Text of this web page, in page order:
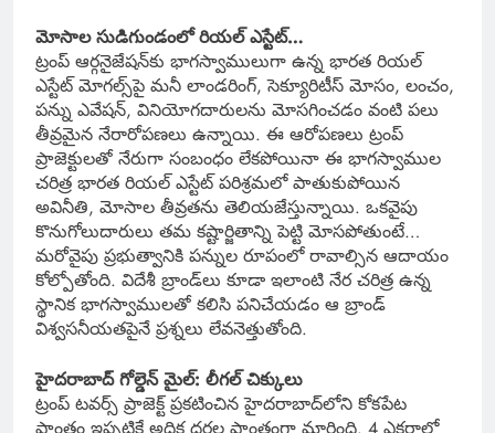
మోసాల సుడిగుండంలో రియల్ ఎస్టేట్…
ట్రంప్ ఆర్గనైజేషన్‌కు భాగస్వాములుగా ఉన్న భారత రియల్
ఎస్టేట్ మోగల్స్‌పై మనీ లాండరింగ్, సెక్యూరిటీస్ మోసం, లంచం,
పన్ను ఎవేషన్, వినియోగదారులను మోసగించడం వంటి పలు
తీవ్రమైన నేరారోపణలు ఉన్నాయి. ఈ ఆరోపణలు ట్రంప్
ప్రాజెక్టులతో నేరుగా సంబంధం లేకపోయినా ఈ భాగస్వాముల
చరిత్ర భారత రియల్ ఎస్టేట్ పరిశ్రమలో పాతుకుపోయిన
అవినీతి, మోసాల తీవ్రతను తెలియజేస్తున్నాయి. ఒకవైపు
కొనుగోలుదారులు తమ కష్టార్జితాన్ని పెట్టి మోసపోతుంటే…
మరోవైపు ప్రభుత్వానికి పన్నుల రూపంలో రావాల్సిన ఆదాయం
కోల్పోతోంది. విదేశీ బ్రాండ్‌లు కూడా ఇలాంటి నేర చరిత్ర ఉన్న
స్థానిక భాగస్వాములతో కలిసి పనిచేయడం ఆ బ్రాండ్
విశ్వసనీయతపైనే ప్రశ్నలు లేవనెత్తుతోంది.
హైదరాబాద్‌ గోల్డెన్ మైల్: లీగల్ చిక్కులు
ట్రంప్ టవర్స్ ప్రాజెక్ట్ ప్రకటించిన హైదరాబాద్‌లోని కోకపేట
ప్రాంతం ఇప్పటికే అధిక ధరల ప్రాంతంగా మారింది. 4 ఎకరాల్లో